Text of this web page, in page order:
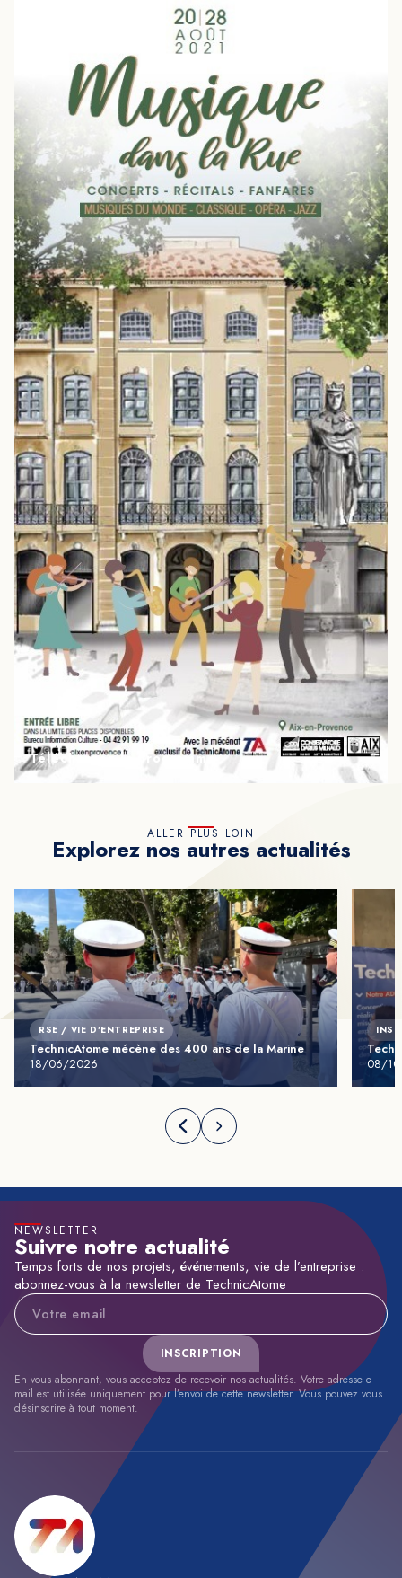
Téléchargez le programme
ALLER PLUS LOIN
Explorez nos autres actualités
RSE / VIE D'ENTREPRISE
TechnicAtome mécène des 400 ans de la Marine
18/06/2026
08/
NEWSLETTER
Suivre notre actualité
Temps forts de nos projets, événements, vie de l’entreprise :
abonnez-vous à la newsletter de TechnicAtome
Adresse e-mail
INSCRIPTION
En vous abonnant, vous acceptez de recevoir nos actualités. Votre adresse e-
mail est utilisée uniquement pour l’envoi de cette newsletter. Vous pouvez vous
désinscrire à tout moment.